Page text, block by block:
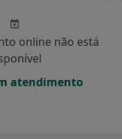
online não está
atendimento